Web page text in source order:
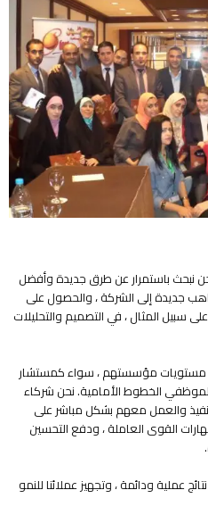
نحن نبحث باستمرار عن طرق جديدة وأفضل
جديدة إلى الشركة ، والحصول على
سبيل المثال ، في التصميم والتحليلات
مؤسستهم ، سواء كمستشار
الخطوط الأمامية. نحن شركاء
والعمل معهم بشكل مباشر على
القوى العاملة ، ودفع التحسين
عملية ودائمة ، وتجهيز عملائنا للنمو